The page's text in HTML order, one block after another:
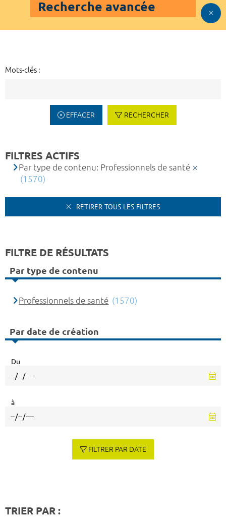
Recherche avancée
Mots-clés :
EFFACER RECHERCHER
FILTRES ACTIFS
Par type de contenu: Professionnels de santé
(1570)
RETIRER TOUS LES FILTRES
FILTRE DE RÉSULTATS
Par type de contenu
Professionnels de santé (1570)
Par date de création
Du
à
FILTRER PAR DATE
TRIER PAR :